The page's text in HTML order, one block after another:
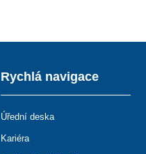
Rychlá navigace
Úřední deska
Kariéra